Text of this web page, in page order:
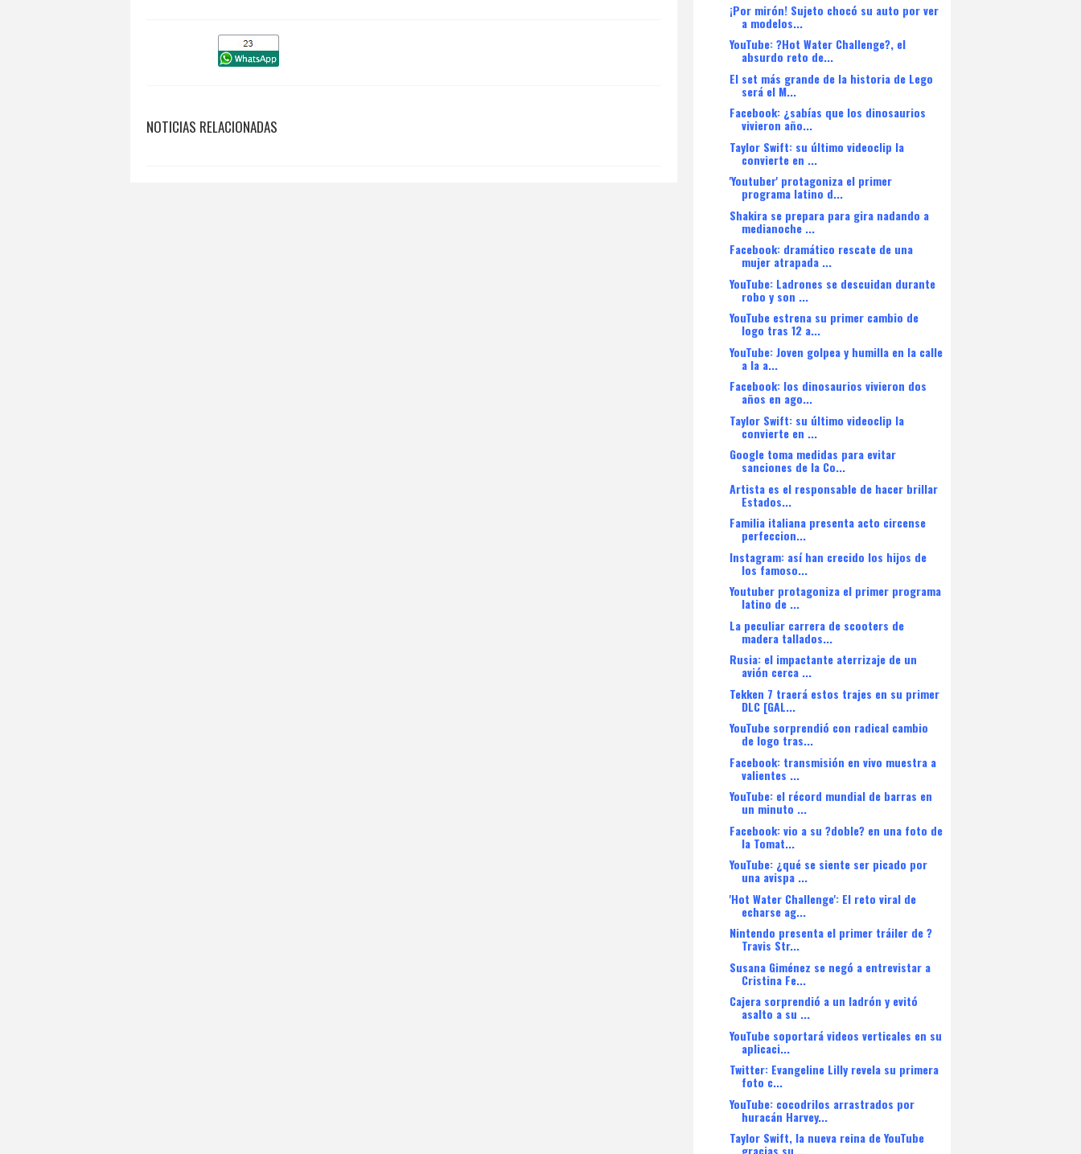
NOTICIAS RELACIONADAS
¡Por mirón! Sujeto chocó su auto por ver
a modelos...
YouTube: ?Hot Water Challenge?, el
absurdo reto de...
El set más grande de la historia de Lego
será el M...
Facebook: ¿sabías que los dinosaurios
vivieron año...
Taylor Swift: su último videoclip la
convierte en ...
'Youtuber' protagoniza el primer
programa latino d...
Shakira se prepara para gira nadando a
medianoche ...
Facebook: dramático rescate de una
mujer atrapada ...
YouTube: Ladrones se descuidan durante
robo y son ...
YouTube estrena su primer cambio de
logo tras 12 a...
YouTube: Joven golpea y humilla en la calle
a la a...
Facebook: los dinosaurios vivieron dos
años en ago...
Taylor Swift: su último videoclip la
convierte en ...
Google toma medidas para evitar
sanciones de la Co...
Artista es el responsable de hacer brillar
Estados...
Familia italiana presenta acto circense
perfeccion...
Instagram: así han crecido los hijos de
los famoso...
Youtuber protagoniza el primer programa
latino de ...
La peculiar carrera de scooters de
madera tallados...
Rusia: el impactante aterrizaje de un
avión cerca ...
Tekken 7 traerá estos trajes en su primer
DLC [GAL...
YouTube sorprendió con radical cambio
de logo tras...
Facebook: transmisión en vivo muestra a
valientes ...
YouTube: el récord mundial de barras en
un minuto ...
Facebook: vio a su ?doble? en una foto de
la Tomat...
YouTube: ¿qué se siente ser picado por
una avispa ...
'Hot Water Challenge': El reto viral de
echarse ag...
Nintendo presenta el primer tráiler de ?
Travis Str...
Susana Giménez se negó a entrevistar a
Cristina Fe...
Cajera sorprendió a un ladrón y evitó
asalto a su ...
YouTube soportará videos verticales en su
aplicaci...
Twitter: Evangeline Lilly revela su primera
foto c...
YouTube: cocodrilos arrastrados por
huracán Harvey...
Taylor Swift, la nueva reina de YouTube
gracias su...